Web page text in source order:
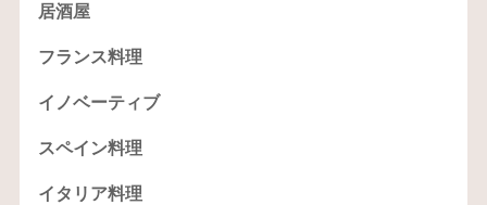
居酒屋
フランス料理
イノベーティブ
スペイン料理
イタリア料理